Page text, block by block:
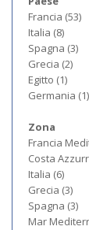
Francia (53)
Italia (8)
Spagna (3)
Grecia (2)
Egitto (1)
Germania (1)
Zona
Francia
Costa
Italia (6)
Grecia (3)
Spagna (3)
Mar